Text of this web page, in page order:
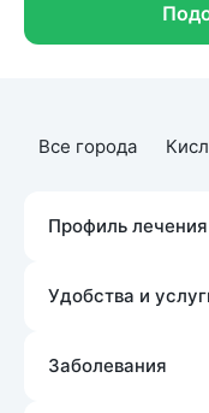
Все города
Профиль лечения
Удобства и
Заболевания